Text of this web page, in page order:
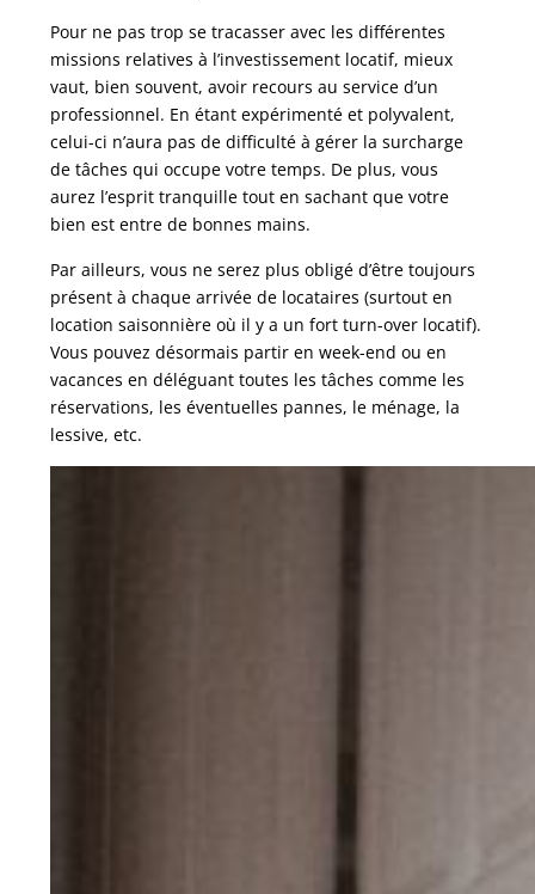
Pour ne pas trop se tracasser avec les différentes
missions relatives à l’investissement locatif, mieux
vaut, bien souvent, avoir recours au service d’un
professionnel. En étant expérimenté et polyvalent,
celui-ci n’aura pas de difficulté à gérer la surcharge
de tâches qui occupe votre temps. De plus, vous
aurez l’esprit tranquille tout en sachant que votre
bien est entre de bonnes mains.
Par ailleurs, vous ne serez plus obligé d’être toujours
présent à chaque arrivée de locataires (surtout en
location saisonnière où il y a un fort turn-over locatif).
Vous pouvez désormais partir en week-end ou en
vacances en déléguant toutes les tâches comme les
réservations, les éventuelles pannes, le ménage, la
lessive, etc.